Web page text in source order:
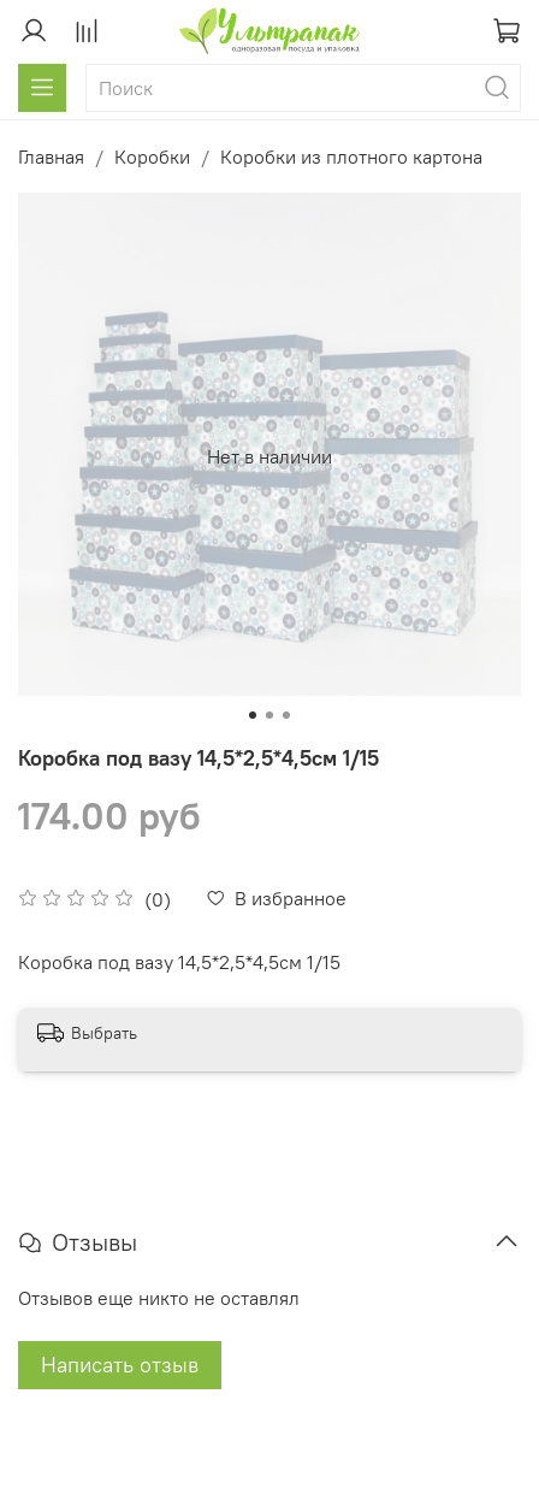
Главная Коробки Коробки из плотного картона
Нет в наличии
Коробка под вазу 14,5*2,5*4,5см 1/15
(0) В избранное
174.00 руб
Коробка под вазу 14,5*2,5*4,5см 1/15
Выбрать
Отзывы
Отзывов еще никто не оставлял
Написать отзыв